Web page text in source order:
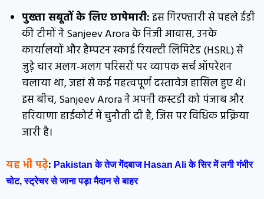
पुख्ता सबूतों के लिए छापेमारी:इस गिरफ्तारी से पहले ईडी
की टीमों ने Sanjeev Arora के निजी आवास, उनके
कार्यालयों और हैम्पटन स्काई रियल्टी लिमिटेड (HSRL) से
जुड़े चार अलग-अलग परिसरों पर व्यापक सर्च ऑपरेशन
चलाया था, जहां से कई महत्वपूर्ण दस्तावेज हासिल हुए थे।
इस बीच, Sanjeev Arora ने अपनी कस्टडी को पंजाब और
हरियाणा हाईकोर्ट में चुनौती दी है, जिस पर विधिक प्रक्रिया
जारी है।
यह भी पढ़े: Pakistan के तेज गेंदबाज Hasan Ali के सिर में लगी गंभीर
चोट, स्ट्रेचर से जाना पड़ा मैदान से बाहर